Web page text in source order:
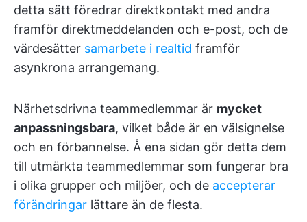
detta sätt föredrar direktkontakt med andra
framför direktmeddelanden och e-post, och de
värdesätter samarbete i realtid framför
asynkrona arrangemang.
Närhetsdrivna teammedlemmar är mycket
anpassningsbara, vilket både är en välsignelse
och en förbannelse. Å ena sidan gör detta dem
till utmärkta teammedlemmar som fungerar bra
i olika grupper och miljöer, och de accepterar
förändringar lättare än de flesta.